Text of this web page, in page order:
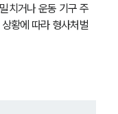
치거나 운동 기구 주
황에 따라 형사처벌